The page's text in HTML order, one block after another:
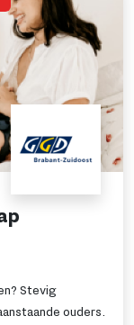
Stevig
ouders.